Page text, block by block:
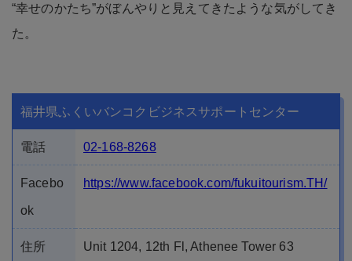
“幸せのかたち”がぼんやりと見えてきたような気がしてき
た。
福井県ふくいバンコクビジネスサポートセンター
電話 02-168-8268
Facebo
ok
https://www.facebook.com/fukuitourism.TH/
住所 Unit 1204, 12th Fl, Athenee Tower 63